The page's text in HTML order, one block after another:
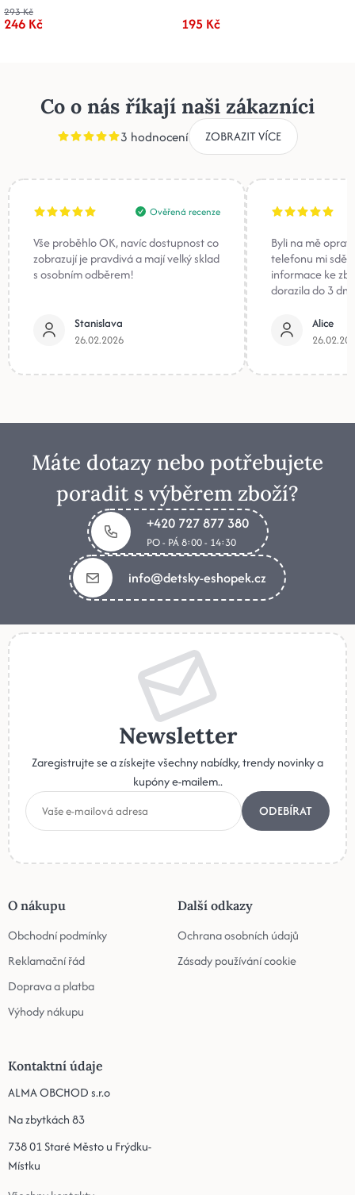
293 Kč
246 Kč 195 Kč
Co o nás říkají naši zákazníci
3 hodnocení ZOBRAZIT VÍCE
Ověřená recenze
Vše proběhlo OK, navíc dostupnost co
zobrazují je pravdivá a mají velký sklad
s osobním odběrem!
Stanislava
26.02.2026
Byli na mě
telefonu mi
informace ke
dorazila do 3
Alice
Máte dotazy nebo potřebujete
poradit s výběrem zboží?
+420 727 877 380
PO - PÁ 8:00 - 14:30
info@detsky-eshopek.cz
Newsletter
Zaregistrujte se a získejte všechny nabídky, trendy novinky a
kupóny e-mailem..
ODEBÍRAT
O nákupu
Obchodní podmínky
Reklamační řád
Doprava a platba
Výhody nákupu
Další odkazy
Ochrana osobních údajů
Zásady používání cookie
Kontaktní údaje
ALMA OBCHOD s.r.o
Na zbytkách 83
738 01 Staré Město u Frýdku-
Místku